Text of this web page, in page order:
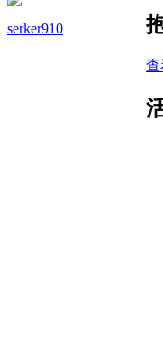
serker910
查